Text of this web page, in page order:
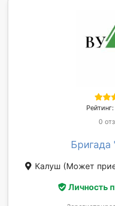
0
Калуш (Может
Личность